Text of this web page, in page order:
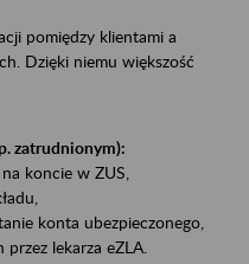
pomiędzy klientami a
Dzięki niemu większość
zatrudnionym):
koncie w ZUS,
konta ubezpieczonego,
lekarza eZLA.